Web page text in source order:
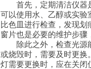
首先，定期清洁仪器是
可以使用水、乙醇或实验
比色皿进行检查，发现
窗片也是必要的维护步骤
除此之外，检查光源能
或烧毁时，需要及时更换
灯需要更换时，应在关闭